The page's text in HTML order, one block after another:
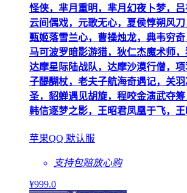
怪侠，芈月重明，芈月幻夜卜梦，
云间偶戏，元歌无心，夏侯惇朔风刀
甄姬落雪兰心，曹操烛龙，典韦穷奇
马可波罗暗影游猎，狄仁杰魔术师，
达摩星际陆战队，达摩沙漠行僧，
子醍醐杖，老夫子航海奇遇记，关
圣，貂蝉遇见胡旋，程咬金演武夺筹
韩信逐梦之影，王昭君凤凰于飞，
苹果QQ 默认服
支持包赔放心购
¥999.0